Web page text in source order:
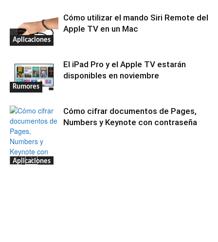
Aplicaciones
Cómo utilizar el mando Siri Remote del
Apple TV en un Mac
Rumores
El iPad Pro y el Apple TV estarán
disponibles en noviembre
Aplicaciones
Cómo cifrar documentos de Pages,
Numbers y Keynote con contraseña